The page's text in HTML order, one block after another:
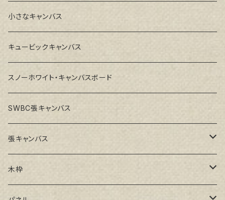
小さなキャンバス
キュービックキャンバス
スノーホワイト・キャンバスボード
SWBC張キャンバス
張キャンバス
GAERA F(中細目)
木枠